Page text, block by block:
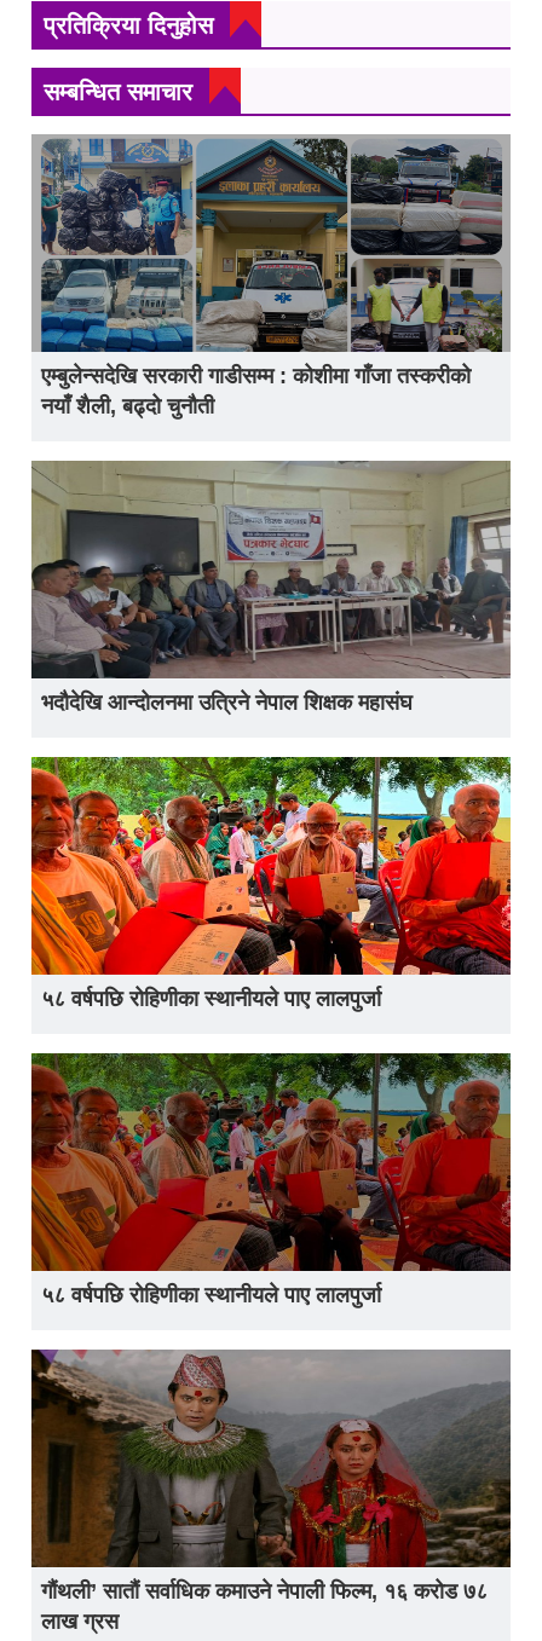
प्रतिक्रिया दिनुहोस
सम्बन्धित समाचार
एम्बुलेन्सदेखि सरकारी गाडीसम्म : कोशीमा गाँजा तस्करीको
नयाँ शैली, बढ्दो चुनौती
भदौदेखि आन्दोलनमा उत्रिने नेपाल शिक्षक महासंघ
५८ वर्षपछि रोहिणीका स्थानीयले पाए लालपुर्जा
५८ वर्षपछि रोहिणीका स्थानीयले पाए लालपुर्जा
गौंथली’ सातौं सर्वाधिक कमाउने नेपाली फिल्म, १६ करोड ७८
लाख ग्रस